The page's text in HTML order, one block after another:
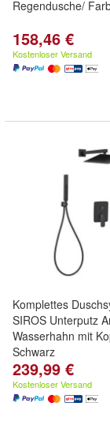
Regendusche/
158,46 €
Kostenloser Versand
Komplettes
SIROS Unterputz
Wasserhahn mit
Schwarz
239,99 €
Kostenloser Versand